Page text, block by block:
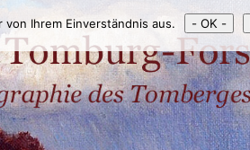
Ihrem Einverständnis aus. - OK -